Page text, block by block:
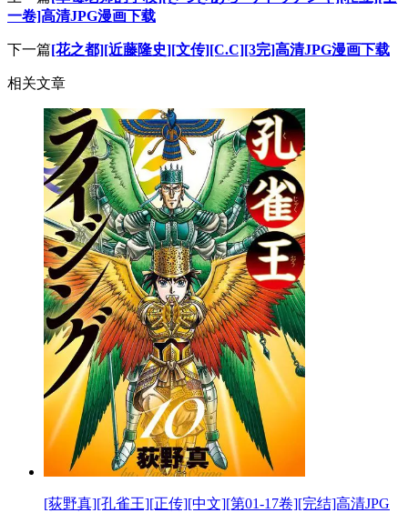
一卷]高清JPG漫画下载
下一篇[花之都][近藤隆史][文传][C.C][3完]高清JPG漫画下载
相关文章
[荻野真][孔雀王][正传][中文][第01-17卷][完结]高清JPG